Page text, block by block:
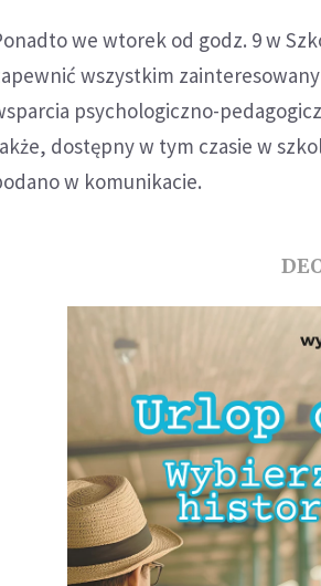
we wtorek od godz. 9 w
wszystkim
psychologiczno-
dostępny w tym czasie w
w komunikacie.